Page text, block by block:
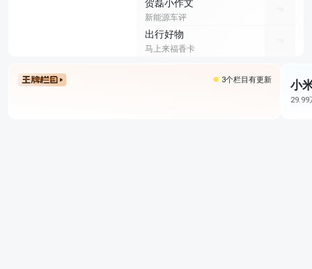
贺磊小作文
新能源车评
出行好物
马上来福香卡
3个栏目有更新 小
29.99